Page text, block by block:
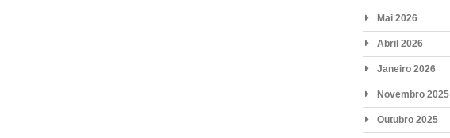
Mai 2026
Abril 2026
Janeiro 2026
Novembro 2025
Outubro 2025